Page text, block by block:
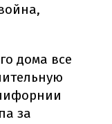
дома все
за